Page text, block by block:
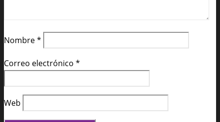
Nombre*
Correo electrónico *
Web